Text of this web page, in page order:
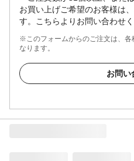
お買い上げご希望のお客様は
す。こちらよりお問い合わせく
※このフォームからのご注文は、各
なります。
お問い